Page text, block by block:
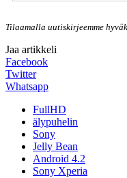
Tilaamalla uutiskirjeemme
Jaa artikkeli
Facebook
Twitter
Whatsapp
FullHD
älypuhelin
Sony
Jelly Bean
Android 4.2
Sony Xperia